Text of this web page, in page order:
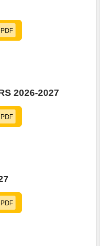
PDF
2026-2027
PDF
PDF